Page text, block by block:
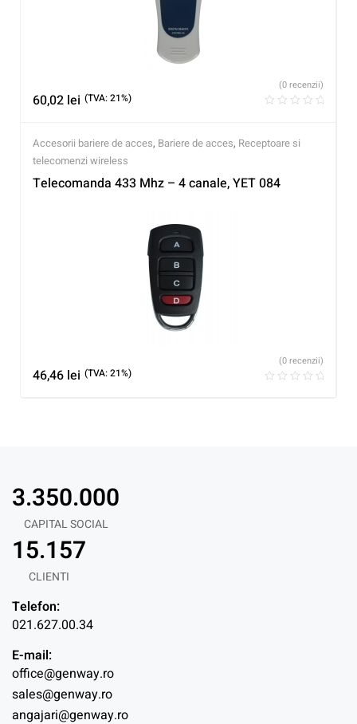
60,02 lei (TVA: 21%)
(0 recenzii)
Accesorii bariere de acces, Bariere de acces, Receptoare si
telecomenzi wireless
Telecomanda 433 Mhz – 4 canale, YET 084
46,46 lei (TVA: 21%)
(0 recenzii)
CAPITAL SOCIAL
3.350.000
CLIENTI
15.157
Telefon:
021.627.00.34
E-mail:
office@genway.ro
sales@genway.ro
angajari@genway.ro